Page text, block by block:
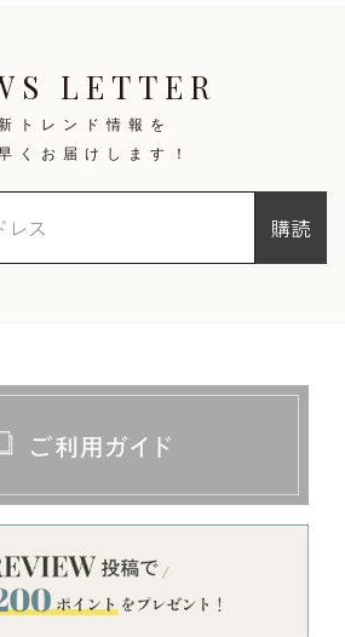
LETTER
トレンド情報を
くお届けします！